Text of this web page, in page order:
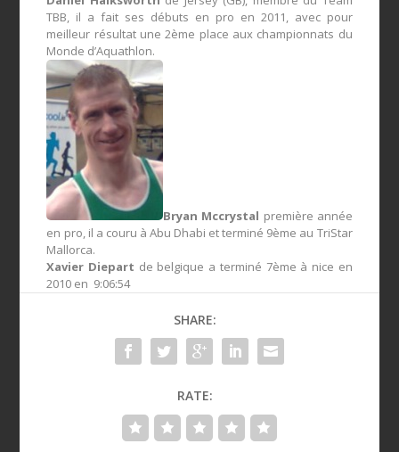
TBB, il a fait ses débuts en pro en 2011, avec pour
meilleur résultat une 2ème place aux championnats du
Monde d’Aquathlon.
Bryan Mccrystal première année
en pro, il a couru à Abu Dhabi et terminé 9ème au TriStar
Mallorca.
Xavier Diepart de belgique a terminé 7ème à nice en
2010 en 9:06:54
SHARE:
RATE: